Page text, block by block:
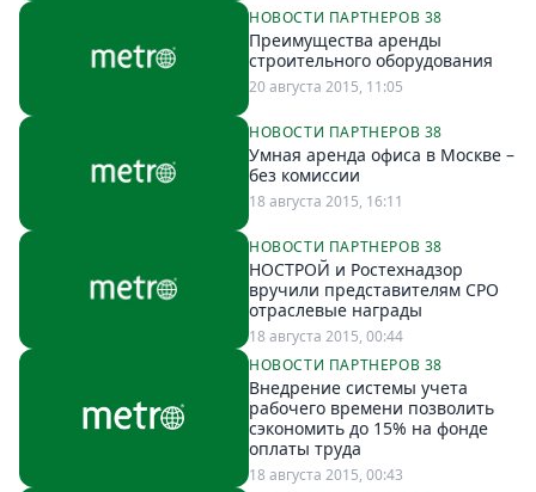
НОВОСТИ ПАРТНЕРОВ 38
Преимущества аренды
строительного оборудования
20 августа 2015, 11:05
НОВОСТИ ПАРТНЕРОВ 38
Умная аренда офиса в Москве –
без комиссии
18 августа 2015, 16:11
НОВОСТИ ПАРТНЕРОВ 38
НОСТРОЙ и Ростехнадзор
вручили представителям СРО
отраслевые награды
18 августа 2015, 00:44
НОВОСТИ ПАРТНЕРОВ 38
Внедрение системы учета
рабочего времени позволить
сэкономить до 15% на фонде
оплаты труда
18 августа 2015, 00:43